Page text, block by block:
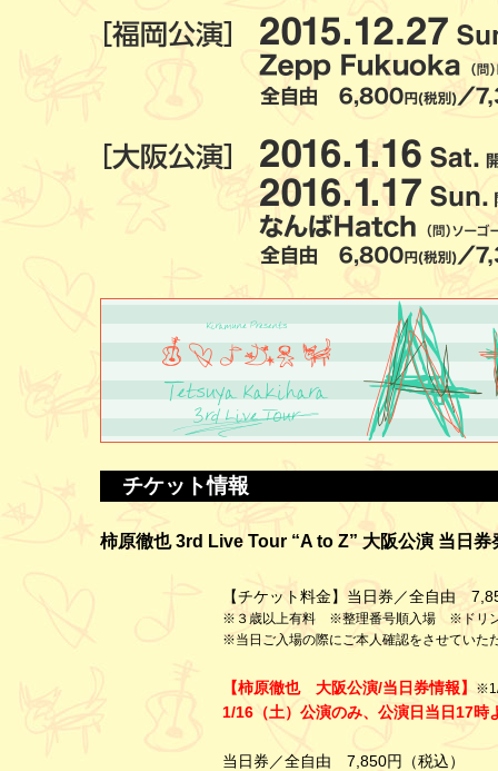
チケット情報
柿原徹也 3rd Live Tour “A to Z” 大阪公演 当日券
【チケット料金】当日券／全自由
※３歳以上有料 ※整理番号順入場 ※ドリン
※当日ご入場の際にご本人確認をさせていた
【柿原徹也 大阪公演/当日券情報】
1/16（土）公演のみ、公演日当日17
当日券／全自由 7,850円（税込）